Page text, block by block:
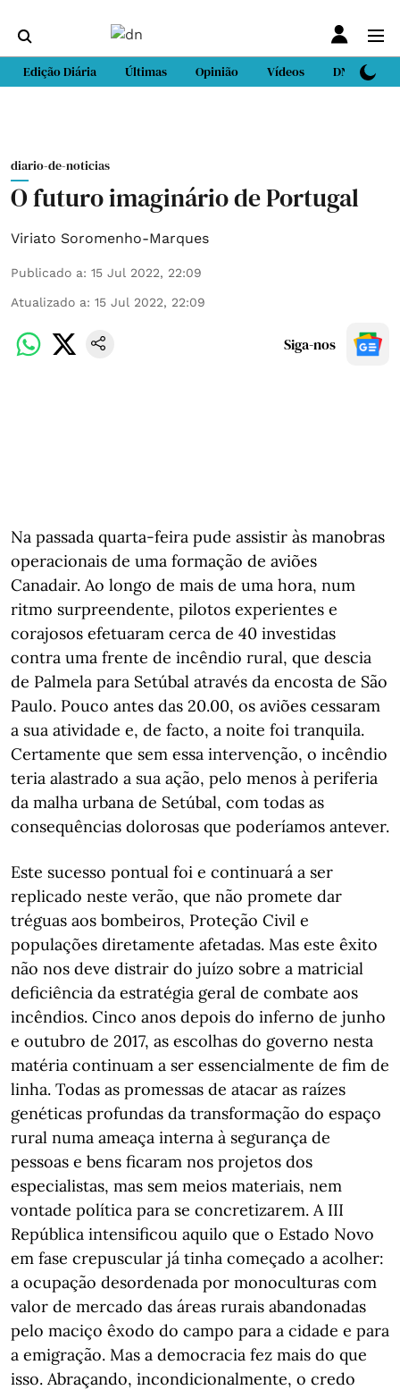
Edição Diária Últimas Opinião Vídeos DN Sport
diario-de-noticias
O futuro imaginário de Portugal
Viriato Soromenho-Marques
Publicado a: 15 Jul 2022, 22:09
Atualizado a: 15 Jul 2022, 22:09
Siga-nos
Na passada quarta-feira pude assistir às manobras
operacionais de uma formação de aviões
Canadair. Ao longo de mais de uma hora, num
ritmo surpreendente, pilotos experientes e
corajosos efetuaram cerca de 40 investidas
contra uma frente de incêndio rural, que descia
de Palmela para Setúbal através da encosta de São
Paulo. Pouco antes das 20.00, os aviões cessaram
a sua atividade e, de facto, a noite foi tranquila.
Certamente que sem essa intervenção, o incêndio
teria alastrado a sua ação, pelo menos à periferia
da malha urbana de Setúbal, com todas as
consequências dolorosas que poderíamos antever.
Este sucesso pontual foi e continuará a ser
replicado neste verão, que não promete dar
tréguas aos bombeiros, Proteção Civil e
populações diretamente afetadas. Mas este êxito
não nos deve distrair do juízo sobre a matricial
deficiência da estratégia geral de combate aos
incêndios. Cinco anos depois do inferno de junho
e outubro de 2017, as escolhas do governo nesta
matéria continuam a ser essencialmente de fim de
linha. Todas as promessas de atacar as raízes
genéticas profundas da transformação do espaço
rural numa ameaça interna à segurança de
pessoas e bens ficaram nos projetos dos
especialistas, mas sem meios materiais, nem
vontade política para se concretizarem. A III
República intensificou aquilo que o Estado Novo
em fase crepuscular já tinha começado a acolher:
a ocupação desordenada por monoculturas com
valor de mercado das áreas rurais abandonadas
pelo maciço êxodo do campo para a cidade e para
a emigração. Mas a democracia fez mais do que
isso. Abraçando, incondicionalmente, o credo